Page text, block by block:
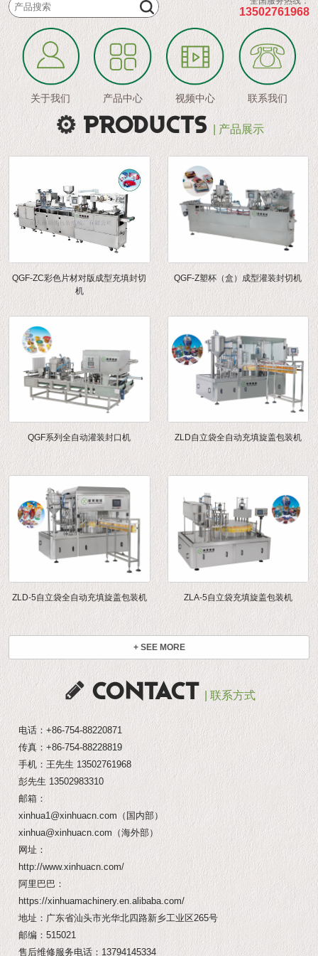
13502761968
关于我们 产品中心 视频中心 联系我们
PRODUCTS | 产品展示
QGF-ZC彩色片材对版成型充填封切
机
QGF-Z塑杯（盒）成型灌装封切机
QGF系列全自动灌装封口机 ZLD自立袋全自动充填旋盖包装机
ZLD-5自立袋全自动充填旋盖包装机 ZLA-5自立袋充填旋盖包装机
+ SEE MORE
CONTACT | 联系方式
电话：+86-754-88220871
传真：+86-754-88228819
手机：王先生13502761968
彭先生 13502983310
邮箱：
xinhua1@xinhuacn.com （国内部）
xinhua@xinhuacn.com （海外部）
网址：
http://www.xinhuacn.com/
阿里巴巴：
https://xinhuamachinery.en.alibaba.com/
地址：广东省汕头市光华北四路新乡工业区265号
邮编：515021
售后维修服务电话： 13794145334